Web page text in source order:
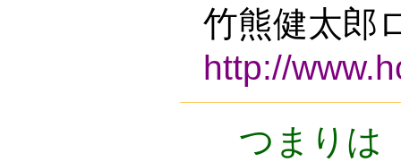
竹熊健太郎
http://
つまりは